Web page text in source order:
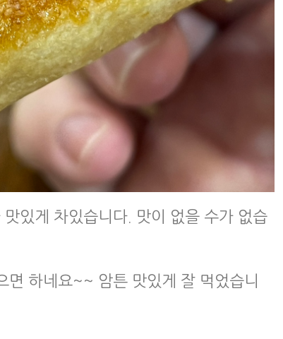
있게 차있습니다. 맛이 없을 수가 없습
면 하네요~~ 암튼 맛있게 잘 먹었습니